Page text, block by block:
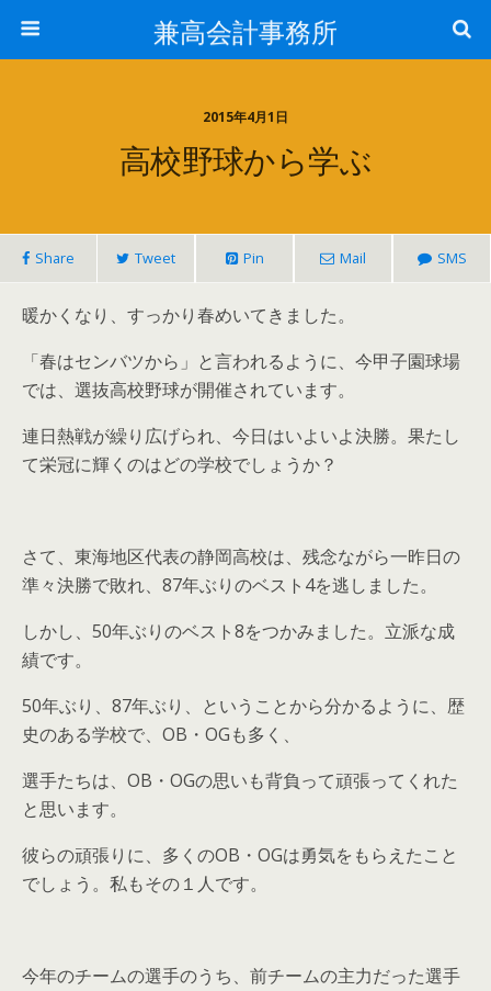
兼高会計事務所
2015年4月1日
高校野球から学ぶ
Share Tweet Pin Mail SMS
暖かくなり、すっかり春めいてきました。
「春はセンバツから」と言われるように、今甲子園球場
では、選抜高校野球が開催されています。
連日熱戦が繰り広げられ、今日はいよいよ決勝。果たし
て栄冠に輝くのはどの学校でしょうか？
さて、東海地区代表の静岡高校は、残念ながら一昨日の
準々決勝で敗れ、87年ぶりのベスト4を逃しました。
しかし、50年ぶりのベスト8をつかみました。立派な成
績です。
50年ぶり、87年ぶり、ということから分かるように、歴
史のある学校で、OB・OGも多く、
選手たちは、OB・OGの思いも背負って頑張ってくれた
と思います。
彼らの頑張りに、多くのOB・OGは勇気をもらえたこと
でしょう。私もその１人です。
今年のチームの選手のうち、前チームの主力だった選手